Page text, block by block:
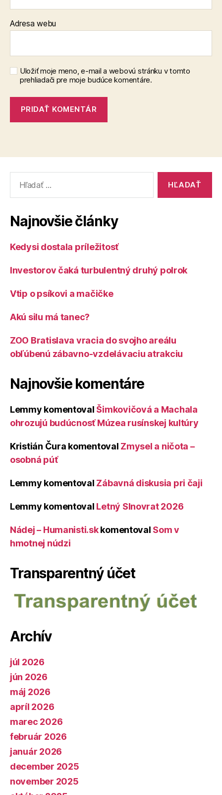
Adresa webu
Uložiť moje meno, e-mail a webovú stránku v tomto
prehliadači pre moje budúce komentáre.
Najnovšie články
Kedysi dostala príležitosť
Investorov čaká turbulentný druhý polrok
Vtip o psíkovi a mačičke
Akú silu má tanec?
ZOO Bratislava vracia do svojho areálu
obľúbenú zábavno-vzdelávaciu atrakciu
Najnovšie komentáre
Lemmy komentoval Šimkovičová a Machala
ohrozujú budúcnosť Múzea rusínskej kultúry
Kristián Čura komentoval Zmysel a ničota –
osobná púť
Lemmy komentoval Zábavná diskusia pri čaji
Lemmy komentoval Letný Slnovrat 2026
Nádej – Humanisti.skkomentoval Som v
hmotnej núdzi
Transparentný účet
Archív
júl 2026
jún 2026
máj 2026
apríl 2026
marec 2026
február 2026
január 2026
december 2025
november 2025